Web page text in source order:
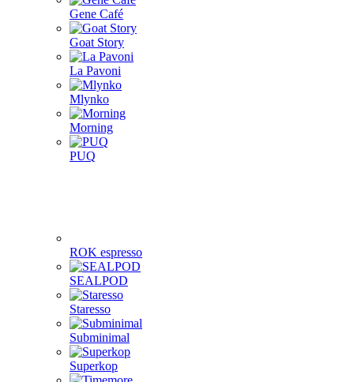
Gene Café
Goat Story
La Pavoni
Mlynko
Morning
PUQ
ROK espresso
SEALPOD
Staresso
Subminimal
Superkop